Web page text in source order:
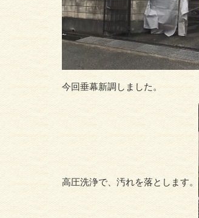
今回垂幕新調しました。
高圧洗浄で、汚れを落とします。